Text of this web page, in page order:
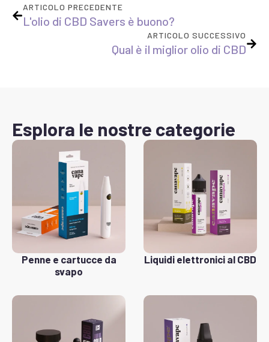
ARTICOLO PRECEDENTE
L'olio di CBD Savers è buono?
ARTICOLO SUCCESSIVO
Qual è il miglior olio di CBD
Esplora le nostre categorie
Penne e cartucce da
svapo
Liquidi elettronici al CBD